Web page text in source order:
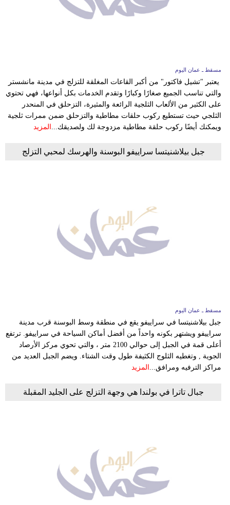
مسقط ـ عمان اليوم
يعتبر "تشيل فاكتور" من أكبر القاعات المغلقة للتزلج في مدينة مانشستر
والتي تناسب الجميع صغارًا وكبارًا وتقدم الخدمات بكل أنواعها، فهي تحتوي
على الكثير من الألعاب الثلجية الرائعة والمثيرة، التزحلق في المنحدر
الثلجي حيث تستطيع ركوب حلقات مطاطية والتزحلق ضمن ممرات ثلجية
ويمكنك أيضًا ركوب حلقة مطاطية مزدوجة لك ولصديقك...
المزيد
جبل بيلاشنيتسا سراييفو البوسنة والهرسك لمحبي التزلج
مسقط ـ عمان اليوم
جبل بيلاشنيتسا في سراييفو يقع في منطقة وسط البوسنة قرب مدينة
سراييفو ويشتهر بكونه واحداً من أفضل أماكن السياحة في سراييفو. ترتفع
أعلى قمة في الجبل إلى حوالي 2100 متر ، والتي تحوي مركز الأرصاد
الجوية , وتغطيه الثلوج الكثيفة طول وقت الشتاء. ويضم الجبل العديد من
مراكز الترفيه ومرافق... المزيد
جبال تاترا في بولندا هي وجهة التزلج على الجليد المقبلة